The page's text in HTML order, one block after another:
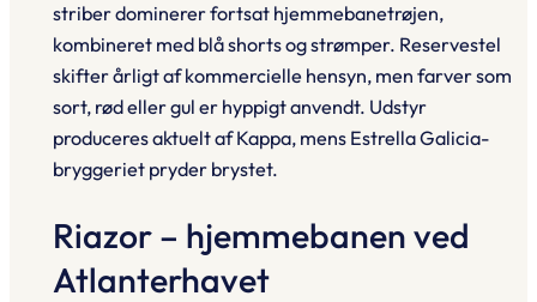
striber dominerer fortsat hjemmebanetrøjen,
kombineret med blå shorts og strømper. Reservestel
skifter årligt af kommercielle hensyn, men farver som
sort, rød eller gul er hyppigt anvendt. Udstyr
produceres aktuelt af Kappa, mens Estrella Galicia-
bryggeriet pryder brystet.
Riazor – hjemmebanen ved
Atlanterhavet